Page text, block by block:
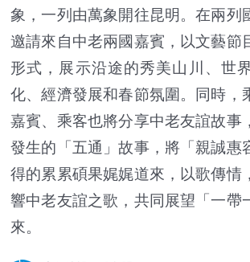
象，一列由萬象開往昆明。在兩列
邀請來自中老兩國嘉賓，以文藝節
形式，展示沿途的秀美山川、世
化、經濟發展和春節氛圍。同時，
嘉賓、乘客也將分享中老友誼故事
發生的「五通」故事，將「親誠惠
得的累累碩果娓娓道來，以歌傳情
響中老友誼之歌，共同展望「一帶
來。